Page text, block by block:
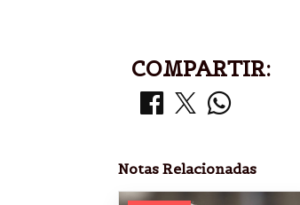
COMPARTIR:
Notas Relacionadas